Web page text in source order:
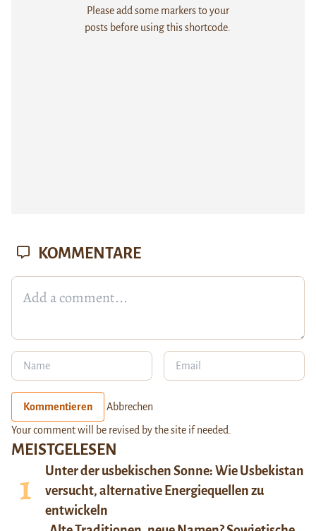
Please add some markers to your
posts before using this shortcode.
MEISTGELESEN
Unter der usbekischen Sonne: Wie Usbekistan
versucht, alternative Energiequellen zu
entwickeln
KOMMENTARE
Kommentieren Abbrechen
Your comment will be revised by the site if needed.